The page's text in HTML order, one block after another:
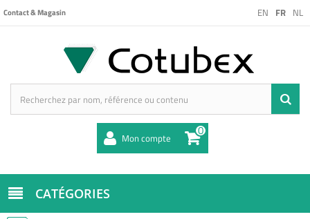
EN FR NL
Contact & Magasin
Mon compte 0
CATÉGORIES